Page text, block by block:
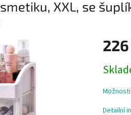
XXL, se
cena:
Detailní